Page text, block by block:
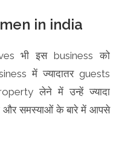
in india
भी इस business को
में ज्यादातर guests
लेने में उन्हें ज्यादा
और समस्याओं के बारे में आपसे